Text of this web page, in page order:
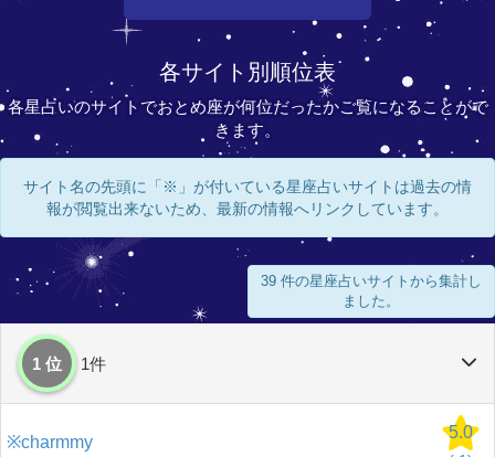
各サイト別順位表
各星占いのサイトでおとめ座が何位だったかご覧になることがで
きます。
サイト名の先頭に「※」が付いている星座占いサイトは過去の情
報が閲覧出来ないため、最新の情報へリンクしています。
39 件の星座占いサイトから集計し
ました。
1 位 1件
※charmmy
5.0